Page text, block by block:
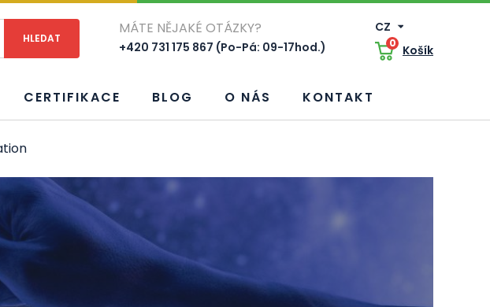
MÁTE NĚJAKÉ OTÁZKY?
+420 731 175 867 (Po-Pá: 09-17hod.)
CZ
0 Košík
CERTIFIKACE BLOG O NÁS KONTAKT